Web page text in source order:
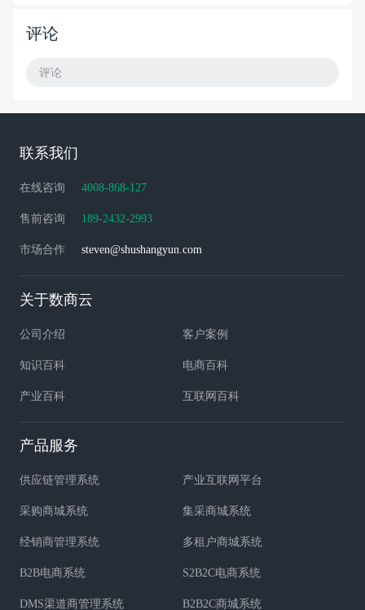
评论
评论
联系我们
在线咨询 4008-868-127
售前咨询 189-2432-2993
市场合作 steven@shushangyun.com
关于数商云
公司介绍 客户案例
知识百科 电商百科
产业百科 互联网百科
产品服务
供应链管理系统 产业互联网平台
采购商城系统 集采商城系统
经销商管理系统 多租户商城系统
B2B电商系统 S2B2C电商系统
DMS渠道商管理系统 B2B2C商城系统